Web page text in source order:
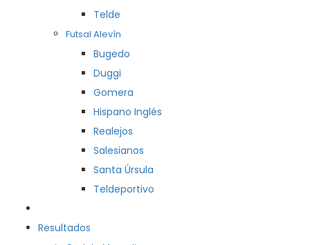
Telde
Futsal Alevín
Bugedo
Duggi
Gomera
Hispano Inglés
Realejos
Salesianos
Santa Úrsula
Teldeportivo
Resultados